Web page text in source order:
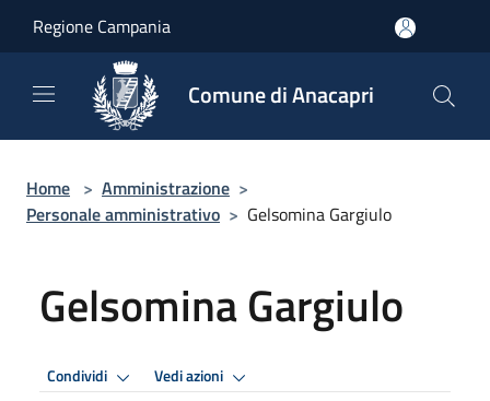
Regione Campania
Comune di Anacapri
Home > Amministrazione >
Personale amministrativo > Gelsomina Gargiulo
Gelsomina Gargiulo
Condividi Vedi azioni